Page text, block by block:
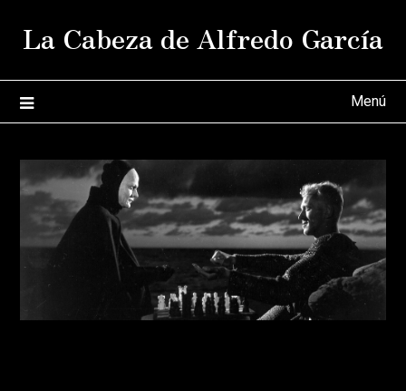
La Cabeza de Alfredo García
Menú